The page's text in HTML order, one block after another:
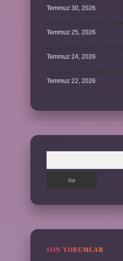
Temmuz 30, 2026
Temmuz 25, 2026
Temmuz 24, 2026
Temmuz 22, 2026
SON YORUMLAR